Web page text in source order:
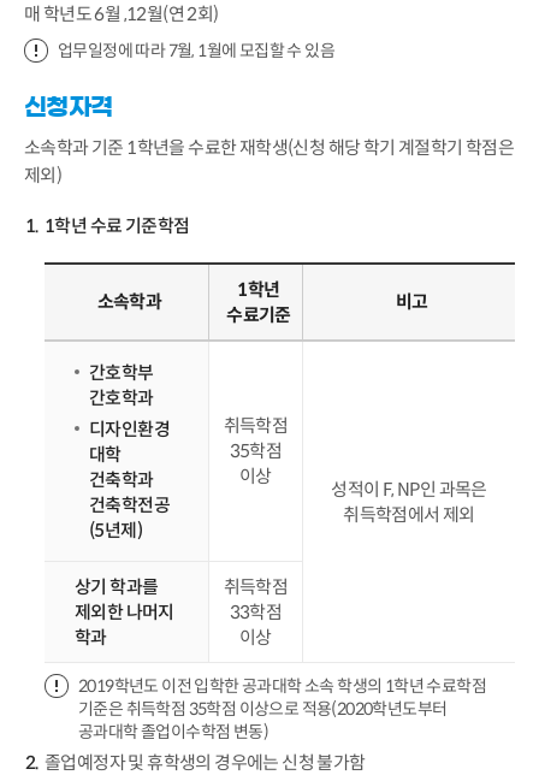
매 학년도 6월 ,12월(연 2회)
업무일정에 따라 7월, 1월에 모집할 수 있음
신청자격
소속학과 기준 1학년을 수료한 재학생(신청 해당 학기 계절학기 학점은
제외)
1학년 수료 기준학점
소속학과
1학년
수료기준
비고
간호학부
간호학과
디자인환경
대학
건축학과
건축학전공
(5년제)
취득학점
35학점
이상
성적이 F, NP인 과목은
취득학점에서 제외
상기 학과를
제외한 나머지
학과
취득학점
33학점
이상
2019학년도 이전 입학한 공과대학 소속 학생의 1학년 수료학점
기준은 취득학점 35학점 이상으로 적용(2020학년도부터
공과대학 졸업이수학점 변동)
졸업예정자 및 휴학생의 경우에는 신청 불가함